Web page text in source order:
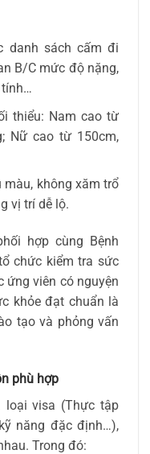
danh sách cấm đi
B/C mức độ nặng,
tính…
thiểu: Nam cao từ
Nữ cao từ 150cm,
màu, không xăm trổ
vị trí dễ lộ.
hợp cùng Bệnh
chức kiểm tra sức
ứng viên có nguyện
khỏe đạt chuẩn là
tạo và phỏng vấn
phù hợp
loại visa (Thực tập
năng đặc định…),
Trong đó: